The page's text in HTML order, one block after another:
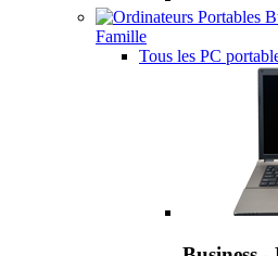
Famille
Tous les PC